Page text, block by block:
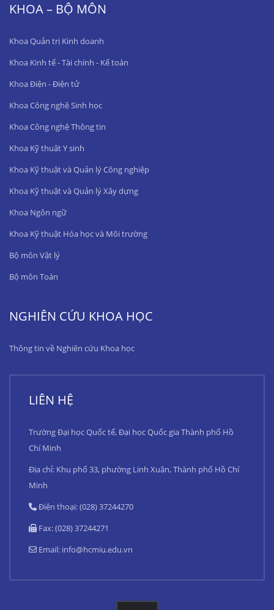
KHOA – BỘ MÔN
Khoa Quản trị Kinh doanh
Khoa Kinh tế - Tài chính - Kế toán
Khoa Điện - Điện tử
Khoa Công nghệ Sinh học
Khoa Công nghệ Thông tin
Khoa Kỹ thuật Y sinh
Khoa Kỹ thuật và Quản lý Công nghiệp
Khoa Kỹ thuật và Quản lý Xây dựng
Khoa Ngôn ngữ
Khoa Kỹ thuật Hóa học và Môi trường
Bộ môn Vật lý
Bộ môn Toán
NGHIÊN CỨU KHOA HỌC
Thông tin về Nghiên cứu Khoa học
LIÊN HỆ
Trường Đại học Quốc tế, Đại học Quốc gia Thành phố Hồ
Chí Minh
Địa chỉ: Khu phố 33, phường Linh Xuân, Thành phố Hồ Chí
Minh
Điện thoại: (028) 37244270
Fax: (028) 37244271
Email: info@hcmiu.edu.vn